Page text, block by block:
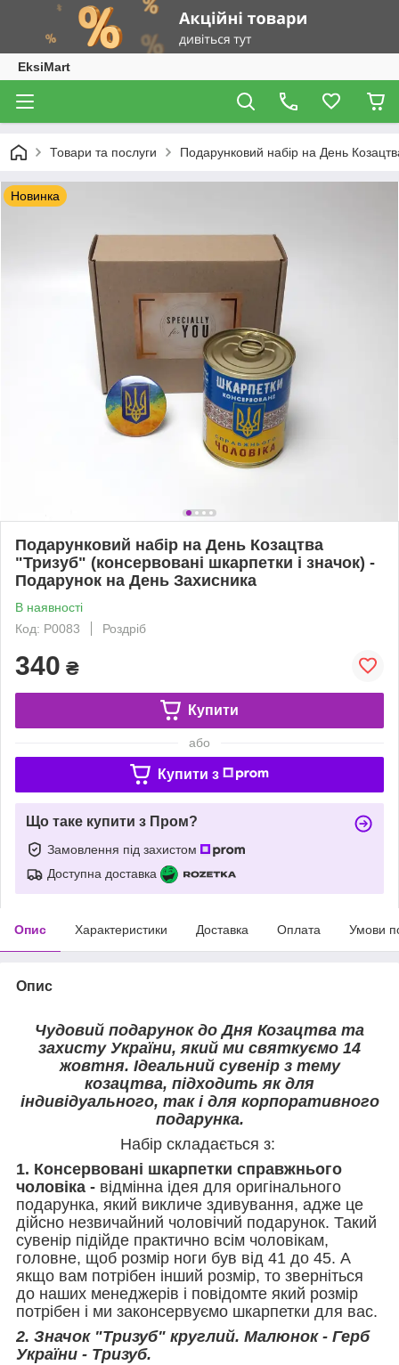
EksiMart
Товари та послуги Подарунковий набір на День
Новинка
Подарунковий набір на День Козацтва
"Тризуб" (консервовані шкарпетки і значок) -
Подарунок на День Захисника
В наявності
Код: P0083
Роздріб
340 ₴
Купити
або
Купити з
Що таке купити з Пром?
Замовлення під захистом
Доступна доставка
Опис Характеристики Доставка Оплата Умови
Опис
Чудовий подарунок до Дня Козацтва та
захисту України, який ми святкуємо 14
жовтня. Ідеальний сувенір з тему
козацтва, підходить як для
індивідуального, так і для корпоративного
подарунка.
Набір складається з:
1. Консервовані шкарпетки справжнього
чоловіка - відмінна ідея для оригінального
подарунка, який викличе здивування, адже це
дійсно незвичайний чоловічий подарунок. Такий
сувенір підійде практично всім чоловікам,
головне, щоб розмір ноги був від 41 до 45. А
якщо вам потрібен інший розмір, то зверніться
до наших менеджерів і повідомте який розмір
потрібен і ми законсервуємо шкарпетки для вас.
2. Значок "Тризуб" круглий. Малюнок - Герб
України - Тризуб.